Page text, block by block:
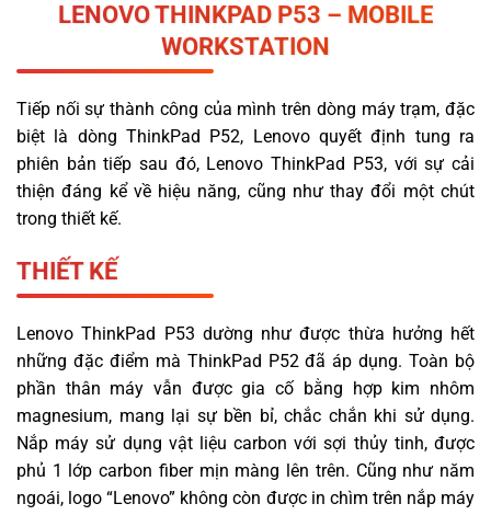
LENOVO THINKPAD P53 – MOBILE
WORKSTATION
Tiếp nối sự thành công của mình trên dòng máy trạm, đặc
biệt là dòng ThinkPad P52, Lenovo quyết định tung ra
phiên bản tiếp sau đó, Lenovo ThinkPad P53, với sự cải
thiện đáng kể về hiệu năng, cũng như thay đổi một chút
trong thiết kế.
THIẾT KẾ
Lenovo ThinkPad P53 dường như được thừa hưởng hết
những đặc điểm mà ThinkPad P52 đã áp dụng. Toàn bộ
phần thân máy vẫn được gia cố bằng hợp kim nhôm
magnesium, mang lại sự bền bỉ, chắc chắn khi sử dụng.
Nắp máy sử dụng vật liệu carbon với sợi thủy tinh, được
phủ 1 lớp carbon fiber mịn màng lên trên. Cũng như năm
ngoái, logo “Lenovo” không còn được in chìm trên nắp máy